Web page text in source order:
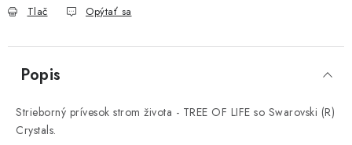
Tlač Opýtať sa
Popis
Strieborný prívesok strom života - TREE OF LIFE so Swarovski (R)
Crystals.